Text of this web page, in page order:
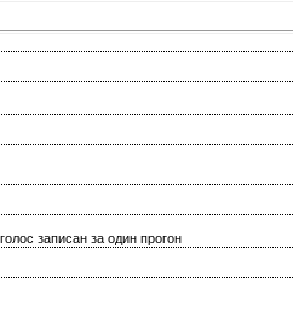
записан за один прогон